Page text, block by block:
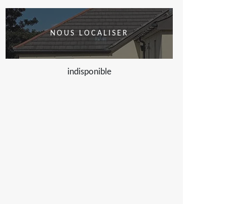
NOUS LOCALISER
indisponible